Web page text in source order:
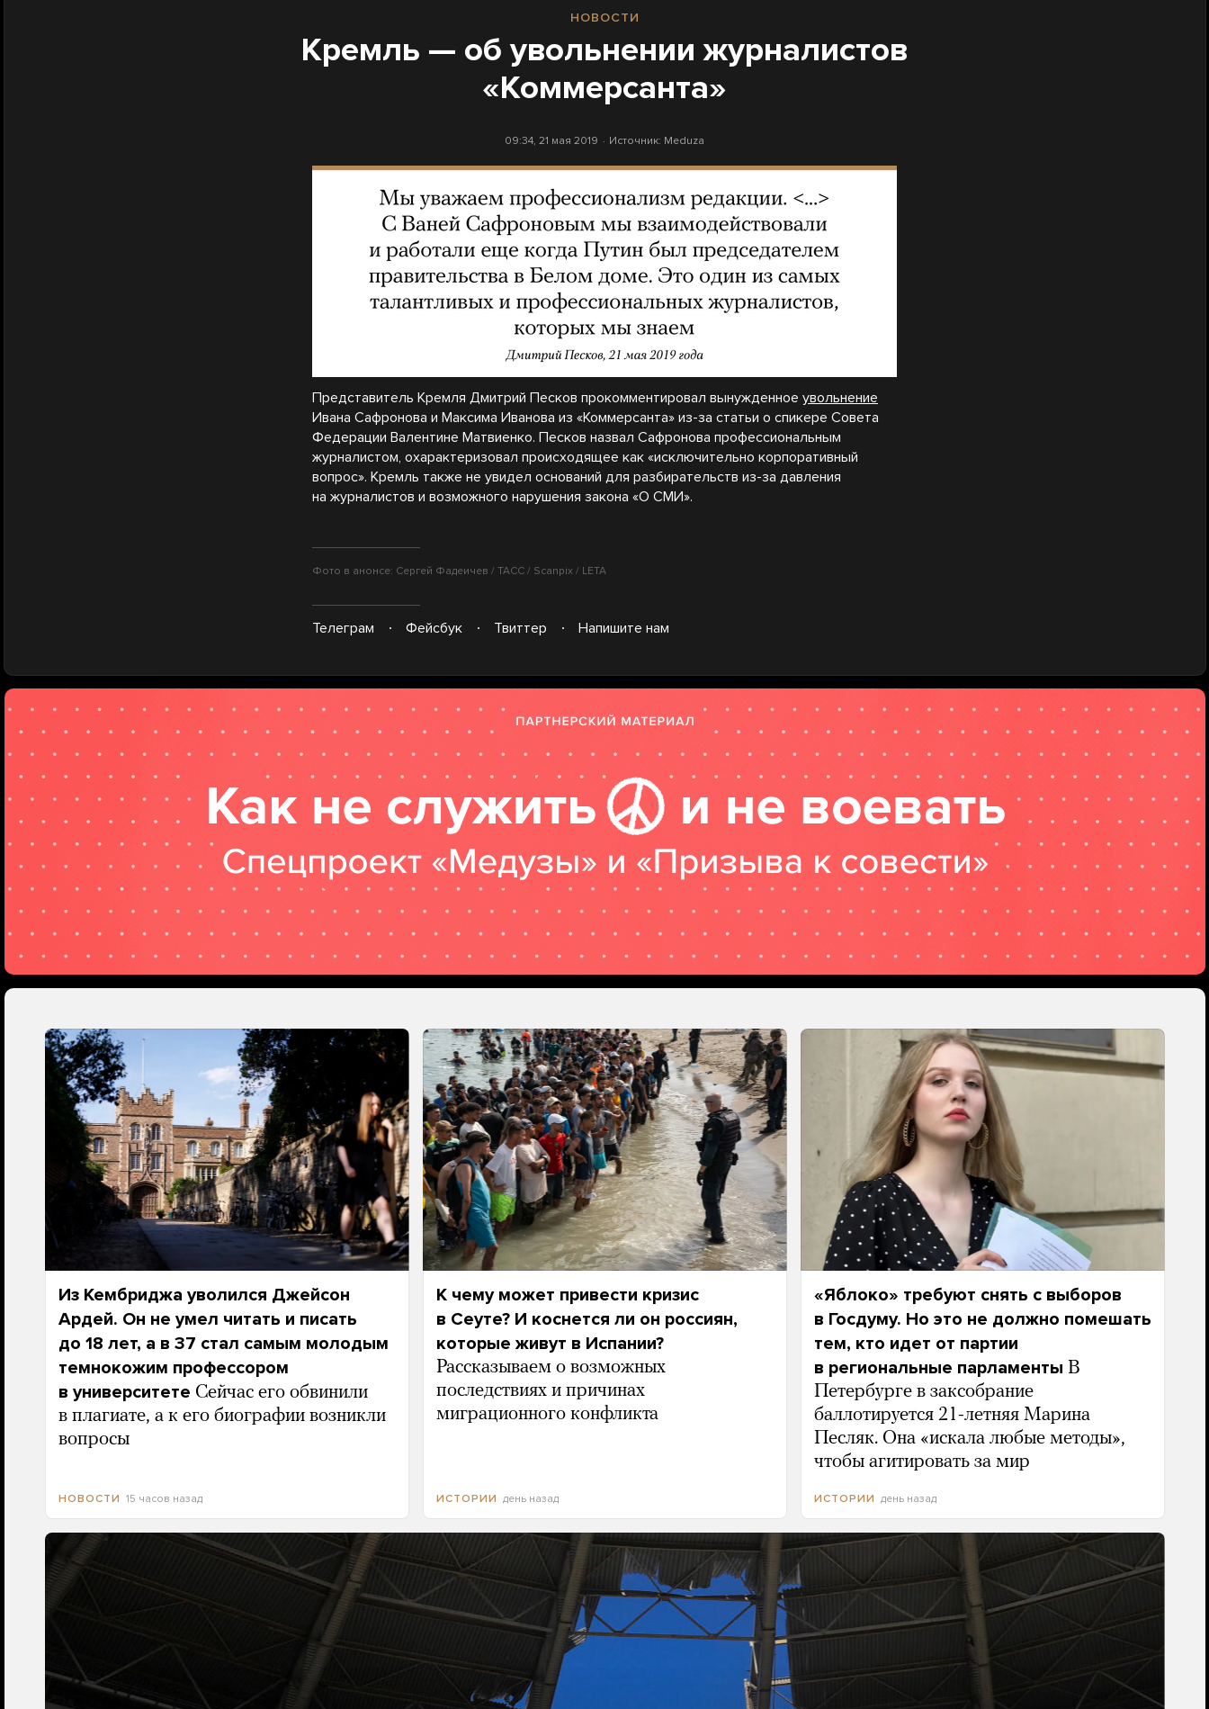
НОВОСТИ
Кремль — об увольнении журналистов
«Коммерсанта»
09:34, 21 мая 2019 Источник: Meduza
Представитель Кремля Дмитрий Песков прокомментировал вынужденное увольнение
Ивана Сафронова и Максима Иванова из «Коммерсанта» из-за статьи о спикере Совета
Федерации Валентине Матвиенко. Песков назвал Сафронова профессиональным
журналистом, охарактеризовал происходящее как «исключительно корпоративный
вопрос». Кремль также не увидел оснований для разбирательств из-за давления
на журналистов и возможного нарушения закона «О СМИ».
Фото в анонсе: Сергей Фадеичев / ТАСС / Scanpix / LETA
Телеграм Фейсбук Твиттер Напишите нам
Из Кембриджа уволился Джейсон
Ардей. Он не умел читать и писать
до 18 лет, а в 37 стал самым молодым
темнокожим профессором
в университете Сейчас его обвинили
в плагиате, а к его биографии возникли
вопросы
НОВОСТИ 15 часов назад
К чему может привести кризис
в Сеуте? И коснется ли он россиян,
которые живут в Испании?
Рассказываем о возможных
последствиях и причинах
миграционного конфликта
ИСТОРИИ день назад
«Яблоко» требуют снять с выборов
в Госдуму. Но это не должно помешать
тем, кто идет от партии
в региональные парламенты В
Петербурге в заксобрание
баллотируется 21-летняя Марина
Песляк. Она «искала любые методы»,
чтобы агитировать за мир
ИСТОРИИ день назад